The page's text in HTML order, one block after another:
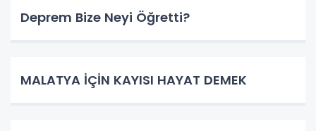
Deprem Bize Neyi Öğretti?
MALATYA İÇİN KAYISI HAYAT DEMEK